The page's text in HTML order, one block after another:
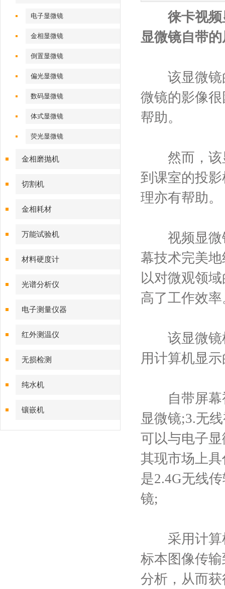
电子显微镜
金相显微镜
倒置显微镜
偏光显微镜
数码显微镜
体式显微镜
荧光显微镜
金相磨抛机
切割机
金相耗材
万能试验机
材料硬度计
光谱分析仪
电子测量仪器
红外测温仪
无损检测
纯水机
镶嵌机
徕卡视
显微镜自带
该显微镜的
微镜的影像
帮助。
然而，该显
到课室的投
理亦有帮助。
视频显微镜
幕技术完美
以对微观领
高了工作效率
该显微镜根
用计算机显
自带屏幕视
显微镜;3.无
可以与电子
其现市场上
是2.4G无线
镜;
采用计算机
标本图像传
分析，从而